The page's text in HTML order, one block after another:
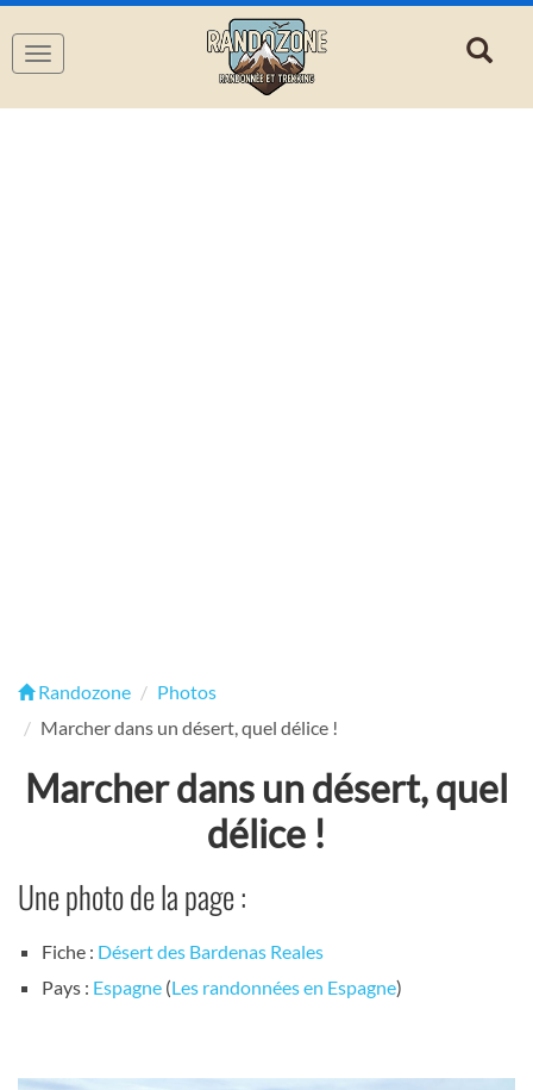
Navigation
Randozone
Photos
Marcher dans un désert, quel délice !
Marcher dans un désert, quel
délice !
Une photo de la page :
Fiche : Désert des Bardenas Reales
Pays : Espagne (Les randonnées en Espagne)